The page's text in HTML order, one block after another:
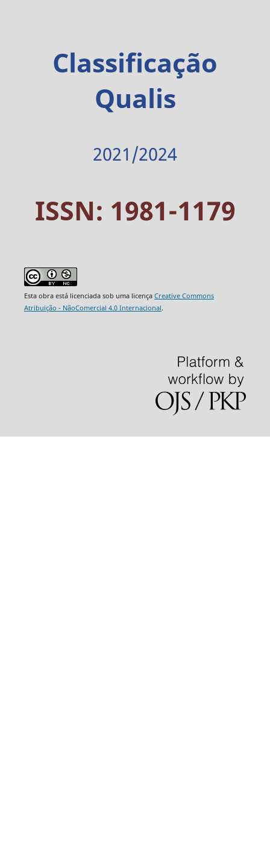
Classificação
Qualis
2021/2024
ISSN: 1981-1179
Esta obra está licenciada sob uma licença Creative Commons
Atribuição - NãoComercial 4.0 Internacional.